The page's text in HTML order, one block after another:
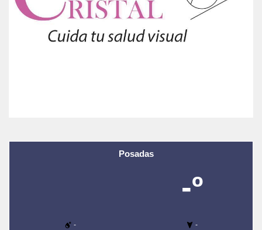
Posadas
-º
- -